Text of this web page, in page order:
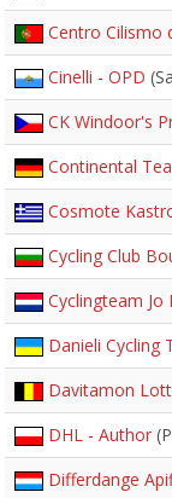
Centro Cilismo
Cinelli - OPD
CK Windoor's
Continental
Cosmote
Cycling Club
Cyclingteam Jo
Danieli Cycling
Davitamon
DHL - Author
Differdange